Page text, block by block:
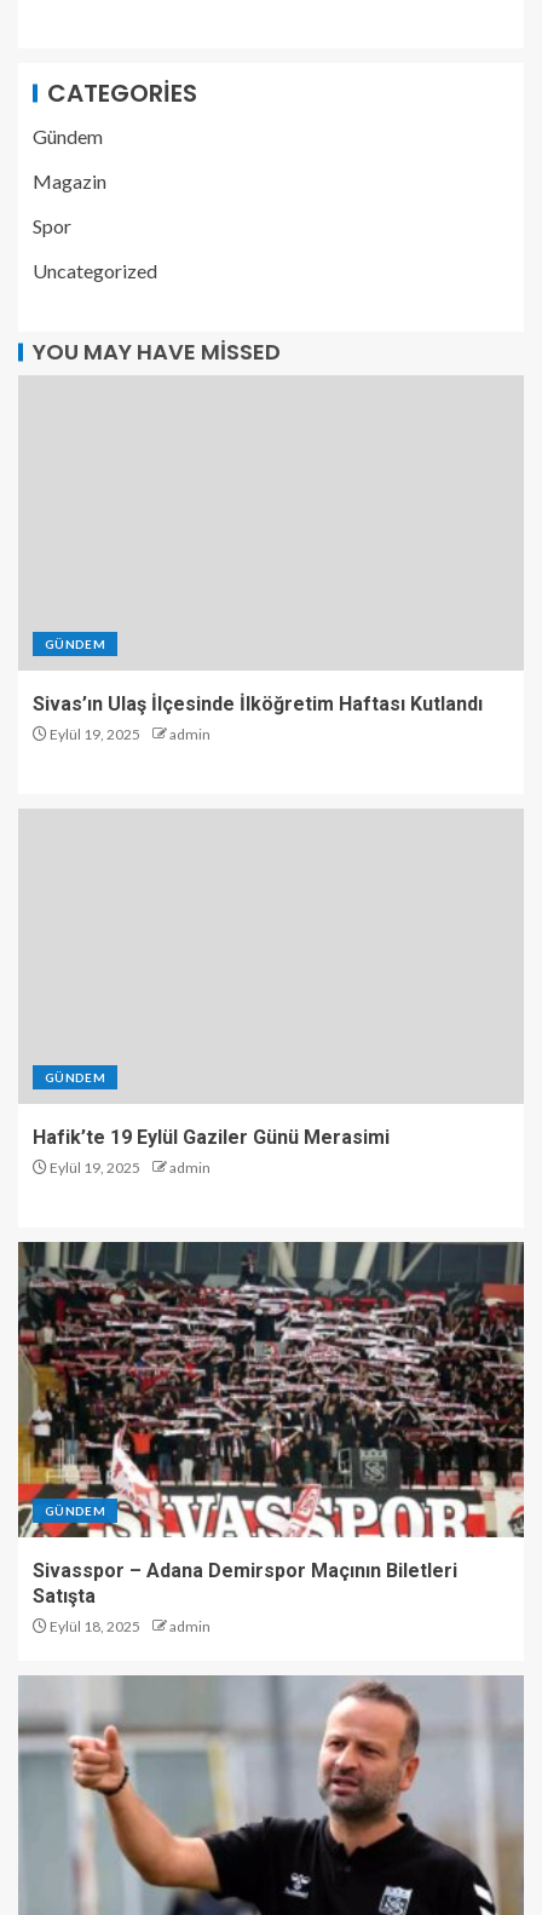
CATEGORIES
Gündem
Magazin
Spor
Uncategorized
YOU MAY HAVE MISSED
GÜNDEM
Sivas’ın Ulaş İlçesinde İlköğretim Haftası Kutlandı
Eylül 19, 2025 admin
GÜNDEM
Hafik’te 19 Eylül Gaziler Günü Merasimi
Eylül 19, 2025 admin
GÜNDEM
Sivasspor – Adana Demirspor Maçının Biletleri
Satışta
Eylül 18, 2025 admin